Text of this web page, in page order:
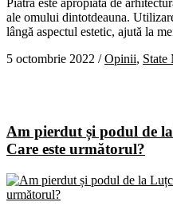
Piatra este apropiată de
ale omului dintotdeauna.
lângă aspectul estetic, ajută la
5 octombrie 2022 /Opinii, State
Am pierdut și podul de
Care este următorul?